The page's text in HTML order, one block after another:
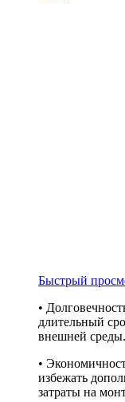
Быстрый
•
длительный
внешней среды.
•
избежать
затраты на